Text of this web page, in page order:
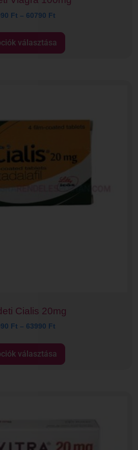
Ft – 60790 Ft
választása
Cialis 20mg
Ft – 63990 Ft
választása